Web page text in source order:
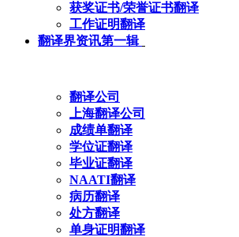
获奖证书/荣誉证书翻译
工作证明翻译
翻译界资讯第一辑
翻译公司
上海翻译公司
成绩单翻译
学位证翻译
毕业证翻译
NAATI翻译
病历翻译
处方翻译
单身证明翻译